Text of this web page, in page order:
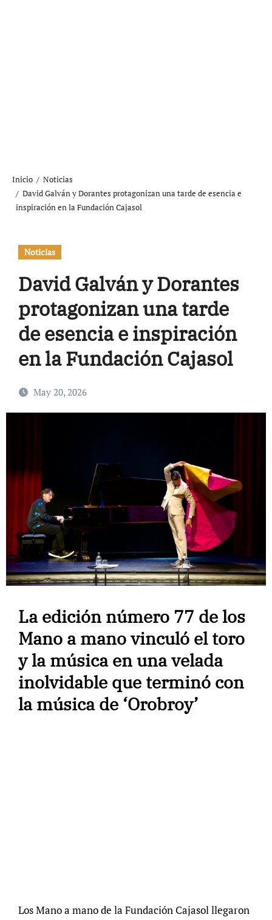
Inicio
Noticias
David Galván y Dorantes protagonizan una tarde de esencia e
inspiración en la Fundación Cajasol
Noticias
David Galván y Dorantes
protagonizan una tarde
de esencia e inspiración
en la Fundación Cajasol
May 20, 2026
La edición número 77 de los
Mano a mano vinculó el toro
y la música en una velada
inolvidable que terminó con
la música de ‘Orobroy’
Los Mano a mano de la Fundación Cajasol llegaron